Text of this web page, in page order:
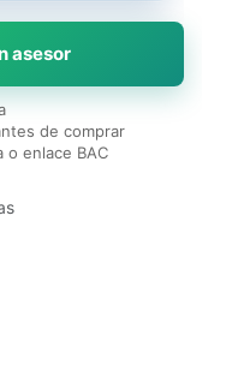
asesor
de comprar
enlace BAC